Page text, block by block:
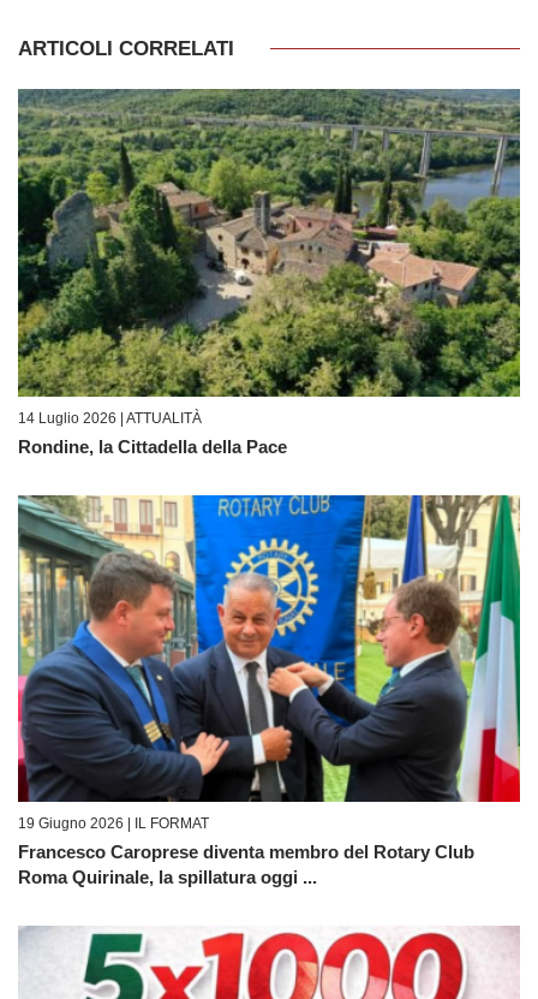
ARTICOLI CORRELATI
14 Luglio 2026 | ATTUALITÀ
Rondine, la Cittadella della Pace
19 Giugno 2026 | IL FORMAT
Francesco Caroprese diventa membro del Rotary Club
Roma Quirinale, la spillatura oggi ...